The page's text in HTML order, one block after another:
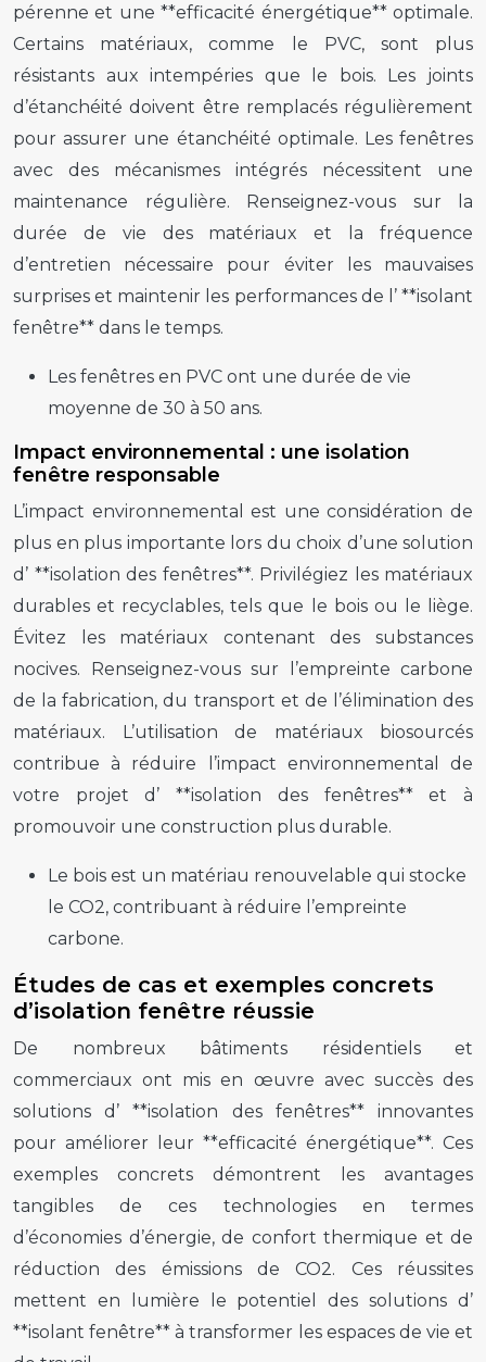
pérenne et une **efficacité énergétique** optimale.
Certains matériaux, comme le PVC, sont plus
résistants aux intempéries que le bois. Les joints
d’étanchéité doivent être remplacés régulièrement
pour assurer une étanchéité optimale. Les fenêtres
avec des mécanismes intégrés nécessitent une
maintenance régulière. Renseignez-vous sur la
durée de vie des matériaux et la fréquence
d’entretien nécessaire pour éviter les mauvaises
surprises et maintenir les performances de l’ **isolant
fenêtre** dans le temps.
Les fenêtres en PVC ont une durée de vie
moyenne de 30 à 50 ans.
Impact environnemental : une isolation
fenêtre responsable
L’impact environnemental est une considération de
plus en plus importante lors du choix d’une solution
d’ **isolation des fenêtres**. Privilégiez les matériaux
durables et recyclables, tels que le bois ou le liège.
Évitez les matériaux contenant des substances
nocives. Renseignez-vous sur l’empreinte carbone
de la fabrication, du transport et de l’élimination des
matériaux. L’utilisation de matériaux biosourcés
contribue à réduire l’impact environnemental de
votre projet d’ **isolation des fenêtres** et à
promouvoir une construction plus durable.
Le bois est un matériau renouvelable qui stocke
le CO2, contribuant à réduire l’empreinte
carbone.
Études de cas et exemples concrets
d’isolation fenêtre réussie
De nombreux bâtiments résidentiels et
commerciaux ont mis en œuvre avec succès des
solutions d’ **isolation des fenêtres** innovantes
pour améliorer leur **efficacité énergétique**. Ces
exemples concrets démontrent les avantages
tangibles de ces technologies en termes
d’économies d’énergie, de confort thermique et de
réduction des émissions de CO2. Ces réussites
mettent en lumière le potentiel des solutions d’
**isolant fenêtre** à transformer les espaces de vie et